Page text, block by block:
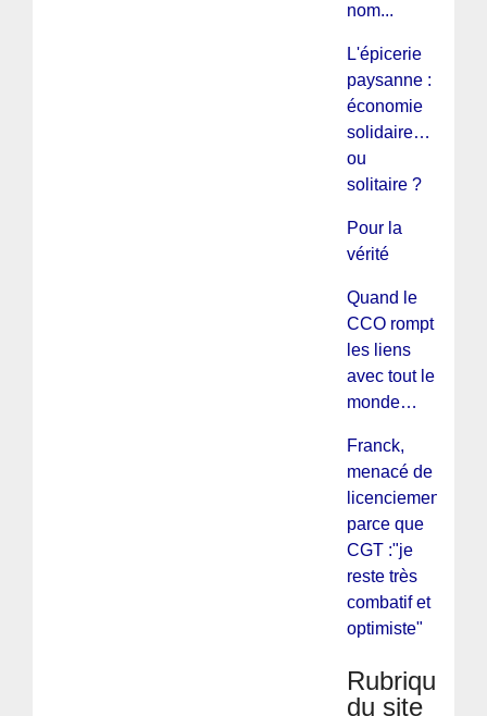
nom...
L'épicerie
paysanne :
économie
solidaire…
ou
solitaire ?
Pour la
vérité
Quand le
CCO rompt
les liens
avec tout le
monde…
Franck,
menacé de
licenciement
parce que
CGT :"je
reste très
combatif et
optimiste"
Rubriques
du site